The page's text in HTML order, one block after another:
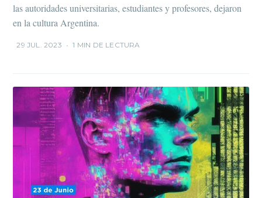
las autoridades universitarias, estudiantes y profesores, dejaron
en la cultura Argentina.
29 JUL. 2023 • 1 MIN DE LECTURA